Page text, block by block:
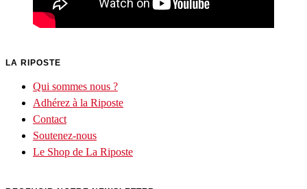
LA RIPOSTE
Qui sommes nous ?
Adhérez à la Riposte
Contact
Soutenez-nous
Le Shop de La Riposte